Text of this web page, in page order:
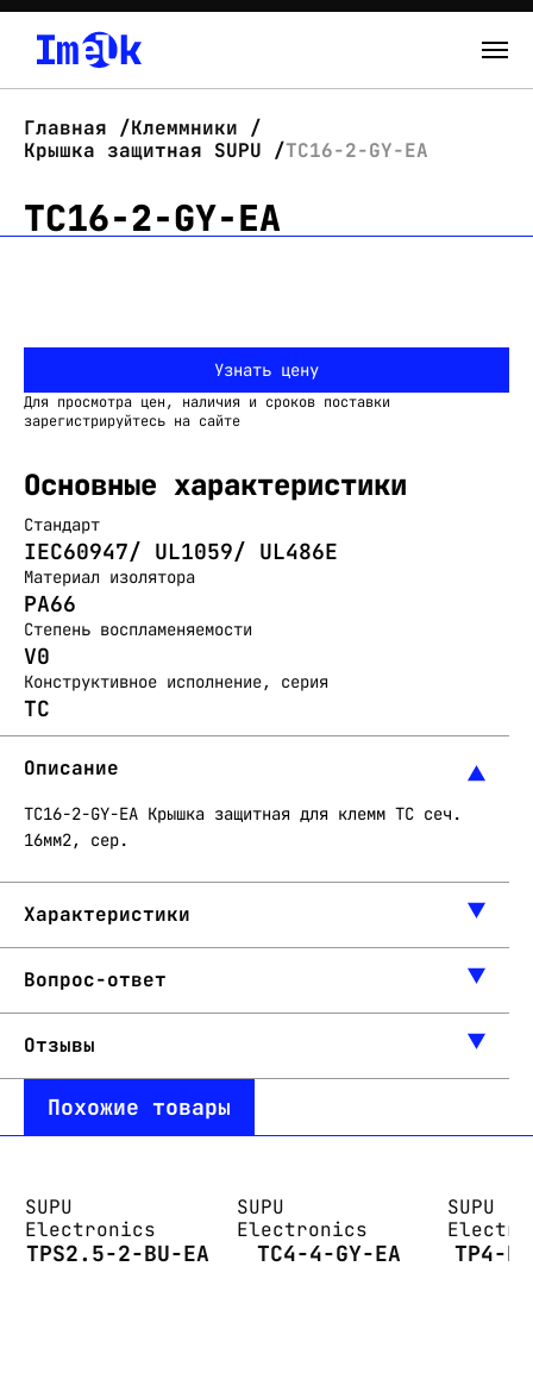
О нас
Новости
Контакты
Вход
Главная
Клеммники
Крышка защитная SUPU
TC16-2-GY-EA
TC16-2-GY-EA
Узнать цену
Для просмотра цен, наличия и сроков поставки
зарегистрируйтесь на сайте
Основные характеристики
Стандарт
IEC60947/ UL1059/ UL486E
Материал изолятора
PA66
Степень воспламеняемости
V0
Конструктивное исполнение, серия
TC
Описание
TC16-2-GY-EA Крышка защитная для клемм TC сеч.
16мм2, сер.
Характеристики
Вопрос-ответ
Отзывы
Похожие товары
SUPU
Electronics
TPS2.5-2-BU-EA
SUPU
Electronics
TC4-4-GY-EA
SUPU
TP4-